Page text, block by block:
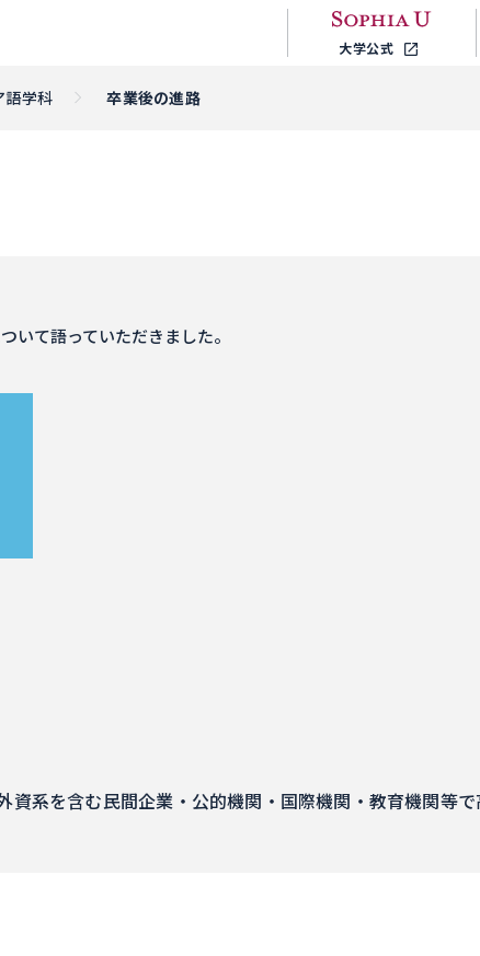
大学公式
語学科 卒業後の進路
いて語っていただきました。
系を含む民間企業・公的機関・国際機関・教育機関等で